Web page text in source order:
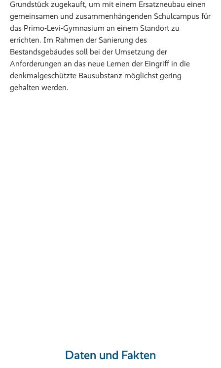
Grundstück zugekauft, um mit einem Ersatzneubau einen
gemeinsamen und zusammenhängenden Schulcampus für
das Primo-Levi-Gymnasium an einem Standort zu
errichten. Im Rahmen der Sanierung des
Bestandsgebäudes soll bei der Umsetzung der
Anforderungen an das neue Lernen der Eingriff in die
denkmalgeschützte Bausubstanz möglichst gering
gehalten werden.
Daten und Fakten